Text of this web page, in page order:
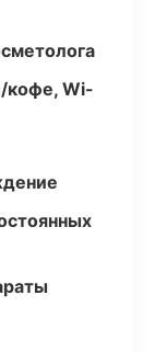
кофе, Wi-